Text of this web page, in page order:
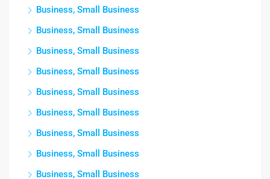
Business, Small Business
Business, Small Business
Business, Small Business
Business, Small Business
Business, Small Business
Business, Small Business
Business, Small Business
Business, Small Business
Business, Small Business